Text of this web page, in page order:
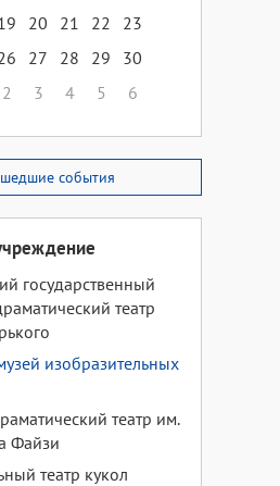
20 21 22
23
27 28 29
30
2 3 4 5 6
события
государственный
театр
изобразительных
театр им.
Файзи
театр кукол